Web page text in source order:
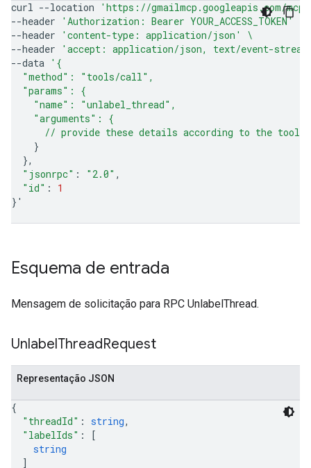
curl --location
'https://gmailmcp.googleapis.com/
--header
'Authorization: Bearer YOUR_ACCESS_TOKEN'
--header
'content-type: application/json'
\
--header
'accept: application/json, text/event-
--data '{
  "method": "tools/call",
  "params": {
    "name": "unlabel_thread",
    "arguments": {
      // provide these details according to the tool'
}
}
"jsonrpc" : "2.0"
"id" :
1
} '
Esquema de entrada
Mensagem de solicitação para RPC UnlabelThread.
UnlabelThreadRequest
Representação JSON
{
"threadId" : string,
"labelIds" :
[
string
]